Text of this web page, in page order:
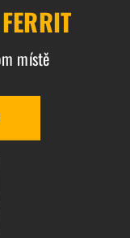
FERRIT
místě